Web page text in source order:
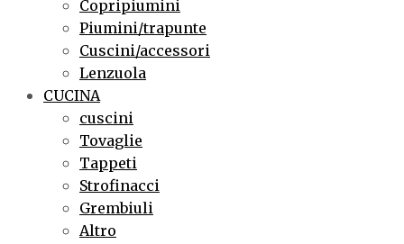
Copripiumini
Piumini/trapunte
Cuscini/accessori
Lenzuola
CUCINA
cuscini
Tovaglie
Tappeti
Strofinacci
Grembiuli
Altro